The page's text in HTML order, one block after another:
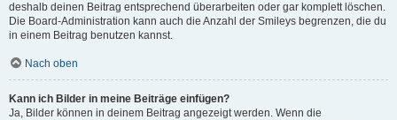
deshalb deinen Beitrag entsprechend überarbeiten oder gar komplett löschen.
Die Board-Administration kann auch die Anzahl der Smileys begrenzen, die du
in einem Beitrag benutzen kannst.
Nach oben
Kann ich Bilder in meine Beiträge einfügen?
Ja, Bilder können in deinem Beitrag angezeigt werden. Wenn die